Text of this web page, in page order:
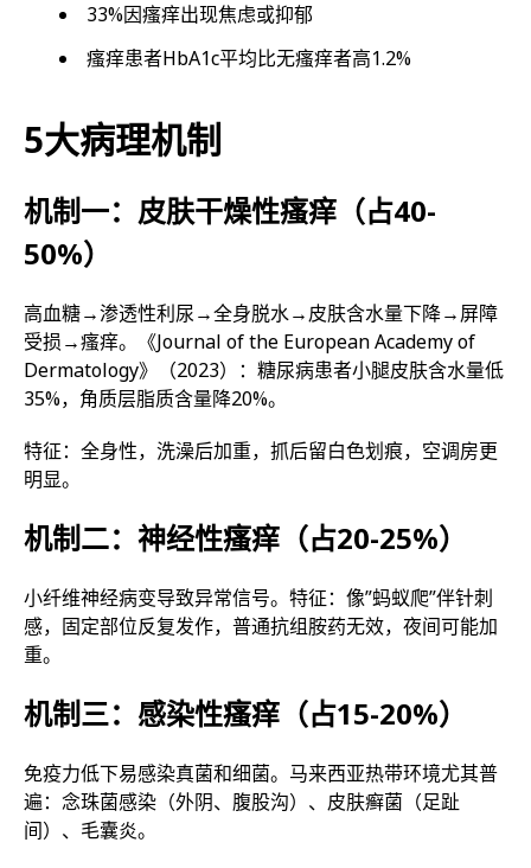
33%因瘙痒出现焦虑或抑郁
瘙痒患者HbA1c平均比无瘙痒者高1.2%
5大病理机制
机制一：皮肤干燥性瘙痒（占40-
50%）
高血糖→渗透性利尿→全身脱水→皮肤含水量下降→屏障
受损→瘙痒。《Journal of the European Academy of
Dermatology》（2023）：糖尿病患者小腿皮肤含水量低
35%，角质层脂质含量降20%。
特征：全身性，洗澡后加重，抓后留白色划痕，空调房更
明显。
机制二：神经性瘙痒（占20-25%）
小纤维神经病变导致异常信号。特征：像”蚂蚁爬”伴针刺
感，固定部位反复发作，普通抗组胺药无效，夜间可能加
重。
机制三：感染性瘙痒（占15-20%）
免疫力低下易感染真菌和细菌。马来西亚热带环境尤其普
遍：念珠菌感染（外阴、腹股沟）、皮肤癣菌（足趾
间）、毛囊炎。